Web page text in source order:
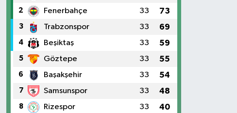
2 Fenerbahçe 33 73
3 Trabzonspor 33 69
4 Beşiktaş 33 59
5 Göztepe 33 55
6 Başakşehir 33 54
7 Samsunspor 33 48
8 Rizespor 33 40